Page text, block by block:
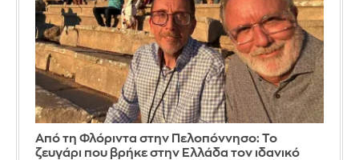
Από τη Φλόριντα στην Πελοπόννησο: Το
ζευγάρι που βρήκε στην Ελλάδα τον ιδανικό